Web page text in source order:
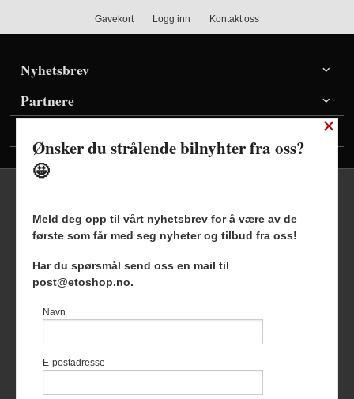
Gavekort Logg inn Kontakt oss
Nyhetsbrev
Partnere
Frakt Kjøpsbetingelser Sikkerhet og personvern
Nyhetsbrev Blogg
Foretaksregisteret 927127954
du får en bedre kjøpsopplevelse og
bruker cookies hovedsaklig til å
×
Ønsker du strålende bilnyhter fra oss?
🤩
Meld deg opp til vårt nyhetsbrev for å være av de
første som får med seg nyheter og tilbud fra oss!
Har du spørsmål send oss en mail til
post@etoshop.no.
Navn
E-postadresse